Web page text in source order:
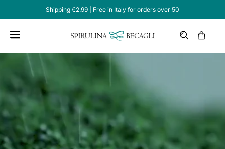
Shipping €2.99 | Free in Italy for orders over 50
Cart